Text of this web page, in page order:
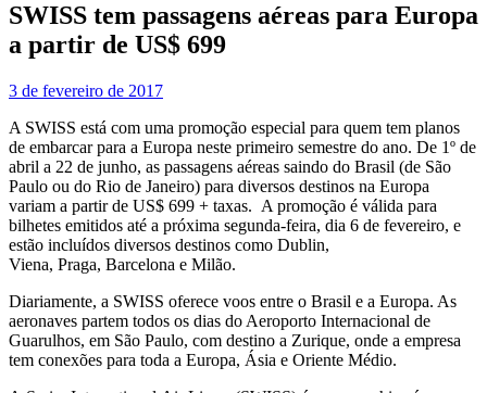
SWISS tem passagens aéreas para Europa
a partir de US$ 699
3 de fevereiro de 2017
A SWISS está com uma promoção especial para quem tem planos
de embarcar para a Europa neste primeiro semestre do ano. De 1º de
abril a 22 de junho, as passagens aéreas saindo do Brasil (de São
Paulo ou do Rio de Janeiro) para diversos destinos na Europa
variam a partir de US$ 699 + taxas. A promoção é válida para
bilhetes emitidos até a próxima segunda-feira, dia 6 de fevereiro, e
estão incluídos diversos destinos como Dublin,
Viena, Praga, Barcelona e Milão.
Diariamente, a SWISS oferece voos entre o Brasil e a Europa. As
aeronaves partem todos os dias do Aeroporto Internacional de
Guarulhos, em São Paulo, com destino a Zurique, onde a empresa
tem conexões para toda a Europa, Ásia e Oriente Médio.